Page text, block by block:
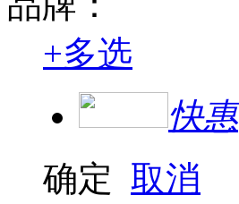
+多选
快惠
确定 取消